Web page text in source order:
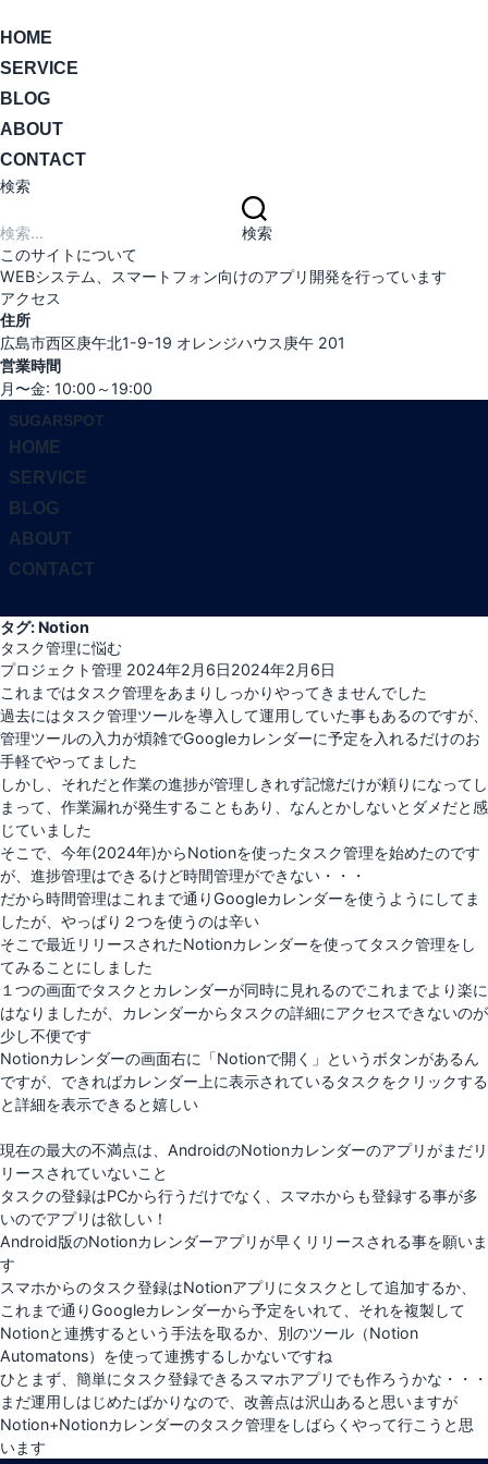
ナ
ゲ
ー
シ
ン
切
替
え
HOME
SERVICE
BLOG
ABOUT
CONTACT
検索
索:
検索
このサイトについて
WEBシステム、スマートフォン向けのアプリ開発を行っています
アクセス
住所
広島市西区庚午北1-9-19 オレンジハウス庚午 201
営業時間
月〜金: 10:00～19:00
テ
ン
ツ
ス
キ
プ
SUGARSPOT
HOME
SERVICE
BLOG
ABOUT
CONTACT
サ
イ
ド
バ
ー
と
ナ
ビ
ゲ
ー
シ
ョ
ン
を
切
り
替
え
る
タグ:Notion
タスク管理に悩む
プロジェクト管理 投
稿
日:
2024年2月6日2024年2月6日
これまではタスク管理をあまりしっかりやってきませんでした
過去にはタスク管理ツールを導入して運用していた事もあるのですが、
管理ツールの入力が煩雑でGoogleカレンダーに予定を入れるだけのお
手軽でやってました
しかし、それだと作業の進捗が管理しきれず記憶だけが頼りになってし
まって、作業漏れが発生することもあり、なんとかしないとダメだと感
じていました
そこで、今年(2024年)からNotionを使ったタスク管理を始めたのです
が、進捗管理はできるけど時間管理ができない・・・
だから時間管理はこれまで通りGoogleカレンダーを使うようにしてま
したが、やっぱり２つを使うのは辛い
そこで最近リリースされたNotionカレンダーを使ってタスク管理をし
てみることにしました
１つの画面でタスクとカレンダーが同時に見れるのでこれまでより楽に
はなりましたが、カレンダーからタスクの詳細にアクセスできないのが
少し不便です
Notionカレンダーの画面右に「Notionで開く」というボタンがあるん
ですが、できればカレンダー上に表示されているタスクをクリックする
と詳細を表示できると嬉しい
現在の最大の不満点は、AndroidのNotionカレンダーのアプリがまだリ
リースされていないこと
タスクの登録はPCから行うだけでなく、スマホからも登録する事が多
いのでアプリは欲しい！
Android版のNotionカレンダーアプリが早くリリースされる事を願いま
す
スマホからのタスク登録はNotionアプリにタスクとして追加するか、
これまで通りGoogleカレンダーから予定をいれて、それを複製して
Notionと連携するという手法を取るか、別のツール（Notion
Automatons）を使って連携するしかないですね
ひとまず、簡単にタスク登録できるスマホアプリでも作ろうかな・・・
まだ運用しはじめたばかりなので、改善点は沢山あると思いますが
Notion+Notionカレンダーのタスク管理をしばらくやって行こうと思
います